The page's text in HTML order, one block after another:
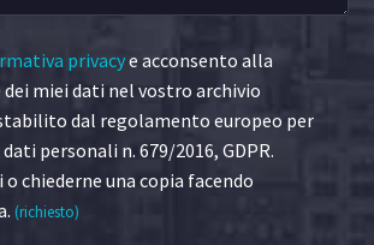
privacye acconsento alla
miei dati nel vostro archivio
dal regolamento europeo per
personali n. 679/2016, GDPR.
chiederne una copia facendo
(richiesto)